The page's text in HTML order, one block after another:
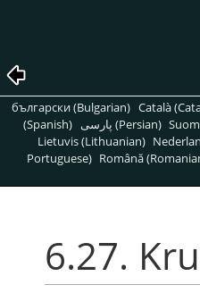
български (Bulgarian) Català
(Spanish)
پارسی (Persian)
Lietuvis (Lithuanian)
Portuguese) Română
6.27.